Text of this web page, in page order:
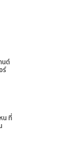
นต์
ร์
น ที่